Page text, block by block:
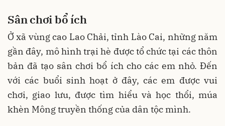
Sân chơi bổ ích
Ở xã vùng cao Lao Chải, tỉnh Lào Cai, những năm
gần đây, mô hình trại hè được tổ chức tại các thôn
bản đã tạo sân chơi bổ ích cho các em nhỏ. Đến
với các buổi sinh hoạt ở đây, các em được vui
chơi, giao lưu, được tìm hiểu và học thổi, múa
khèn Mông truyền thống của dân tộc mình.